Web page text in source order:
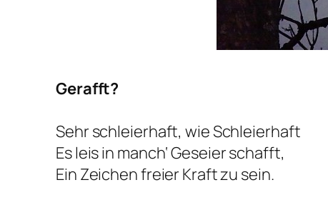
Gerafft?
Sehr schleierhaft, wie Schleierhaft
Es leis in manch‘ Geseier schafft,
Ein Zeichen freier Kraft zu sein.